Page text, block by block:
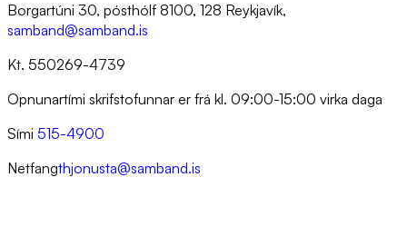
Borgartúni 30, pósthólf 8100, 128 Reykjavík,
samband@samband.is
Kt. 550269-4739
Opnunartími skrifstofunnar er frá kl. 09:00-15:00 virka daga
Sími 515-4900
Netfangthjonusta@samband.is